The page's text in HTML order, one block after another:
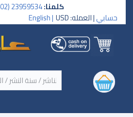
كلمنا:23959534 (202+)
حسابي| العمله: USD English |
‏اسم الكتاب / اسم الناشر /
سنة النشر / الترقيم الدولي ‏